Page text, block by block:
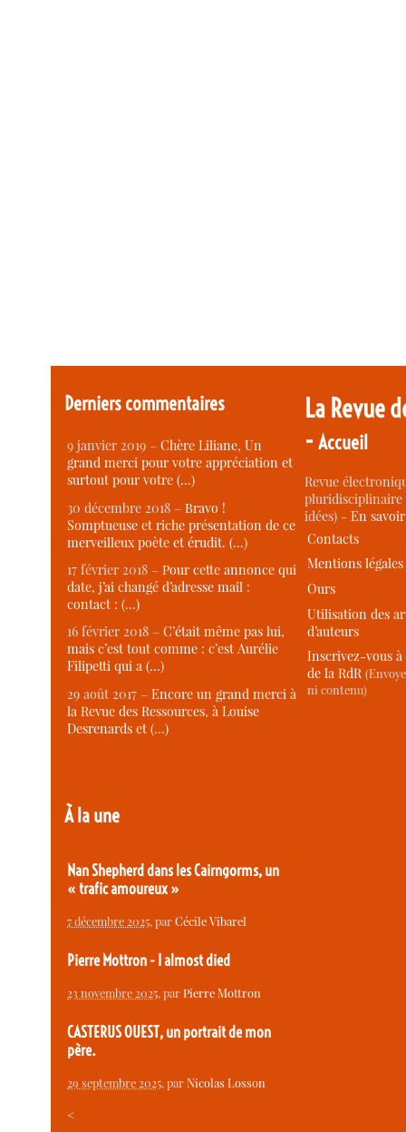
Derniers commentaires
9 janvier 2019 –Chère Liliane, Un
grand merci pour votre appréciation et
surtout pour votre (…)
30 décembre 2018 –Bravo !
Somptueuse et riche présentation de ce
merveilleux poète et érudit. (…)
17 février 2018 –Pour cette annonce qui
date, j’ai changé d’adresse mail :
contact : (…)
16 février 2018 –C’était même pas lui,
mais c’est tout comme : c’est Aurélie
Filipetti qui a (…)
29 août 2017 –Encore un grand merci à
la Revue des Ressources, à Louise
Desrenards et (…)
À la une
Nan Shepherd dans les Cairngorms, un
« trafic amoureux »
7 décembre 2025, parCécile Vibarel
Pierre Mottron - I almost died
23 novembre 2025, parPierre Mottron
CASTERUS OUEST, un portrait de mon
père.
29 septembre 2025, parNicolas Losson
<
La Revue
-Accueil
Revue
idées) -En
Contacts
Mentions légales
Ours
Utilisation des
d’auteurs
Inscrivez-vous
de la RdR
ni contenu)